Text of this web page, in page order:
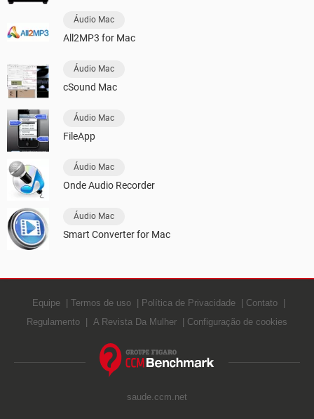
Áudio Mac
All2MP3 for Mac
Áudio Mac
cSound Mac
Áudio Mac
FileApp
Áudio Mac
Onde Audio Recorder
Áudio Mac
Smart Converter for Mac
Equipe Termos de uso Política de Privacidade
Contato
Regulamento
A Revista Da Mulher Configuração de cookies
saude.ccm.net